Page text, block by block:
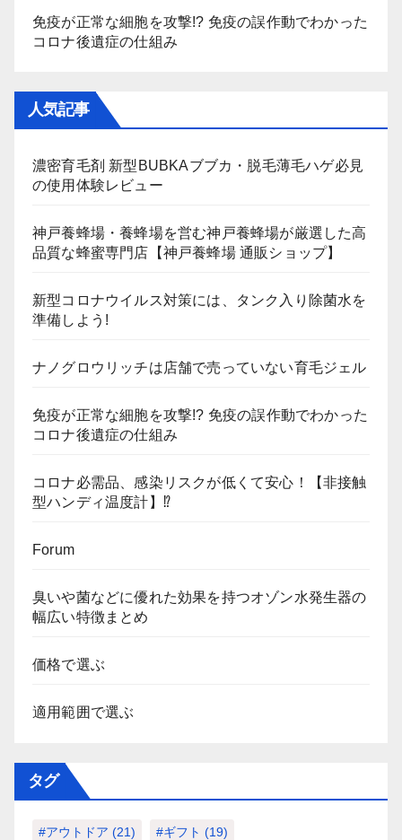
免疫が正常な細胞を攻撃!? 免疫の誤作動でわかった
コロナ後遺症の仕組み
人気記事
濃密育毛剤 新型BUBKAブブカ・脱毛薄毛ハゲ必見
の使用体験レビュー
神戸養蜂場・養蜂場を営む神戸養蜂場が厳選した高
品質な蜂蜜専門店【神戸養蜂場 通販ショップ】
新型コロナウイルス対策には、タンク入り除菌水を
準備しよう!
ナノグロウリッチは店舗で売っていない育毛ジェル
免疫が正常な細胞を攻撃!? 免疫の誤作動でわかった
コロナ後遺症の仕組み
コロナ必需品、感染リスクが低くて安心！【非接触
型ハンディ温度計】⁉
Forum
臭いや菌などに優れた効果を持つオゾン水発生器の
幅広い特徴まとめ
価格で選ぶ
適用範囲で選ぶ
タグ
#アウトドア (21) #ギフト (19)